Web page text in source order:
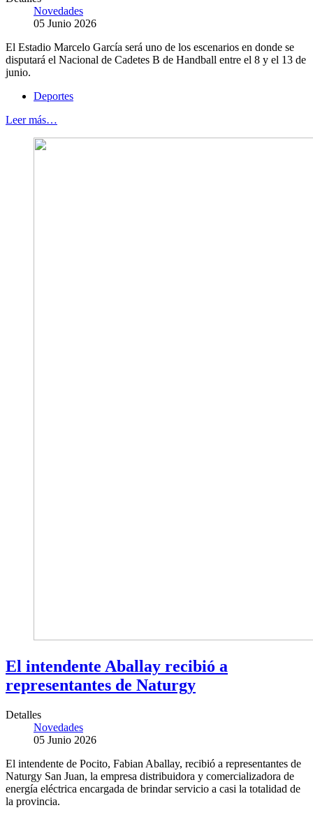
Novedades
05 Junio 2026
El Estadio Marcelo García será uno de los escenarios en donde se
disputará el Nacional de Cadetes B de Handball entre el 8 y el 13 de
junio.
Deportes
Leer más…
El intendente Aballay recibió a
representantes de Naturgy
Detalles
Novedades
05 Junio 2026
El intendente de Pocito, Fabian Aballay, recibió a representantes de
Naturgy San Juan, la empresa distribuidora y comercializadora de
energía eléctrica encargada de brindar servicio a casi la totalidad de
la provincia.